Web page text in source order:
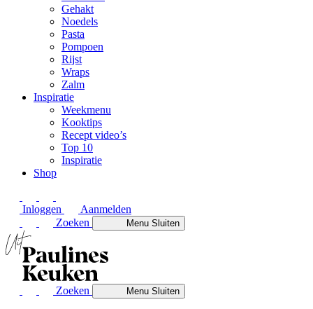
Gehakt
Noedels
Pasta
Pompoen
Rijst
Wraps
Zalm
Inspiratie
Weekmenu
Kooktips
Recept video’s
Top 10
Inspiratie
Shop
Inloggen
Aanmelden
Zoeken
MenuSluiten
Zoeken MenuSluiten